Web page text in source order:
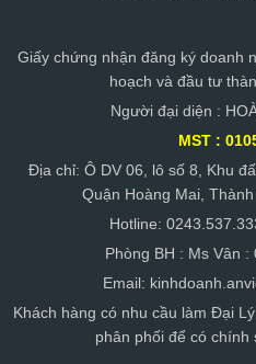
Giấy chứng nhận đăng ký doanh
hoạch và đầu tư
Người đại diện :
MST :
Địa chỉ: Ô DV 06, lô số 8, Khu
Quận Hoàng Mai,
Hotline:
Phòng BH : Ms Vân
Email:
Khách hàng có nhu cầu làm Đại
phân phối để có chính